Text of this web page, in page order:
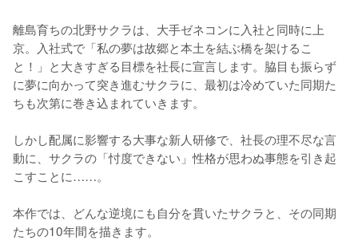
離島育ちの北野サクラは、大手ゼネコンに入社と同時に上
京。入社式で「私の夢は故郷と本土を結ぶ橋を架けるこ
と！」と大きすぎる目標を社長に宣言します。脇目も振らず
に夢に向かって突き進むサクラに、最初は冷めていた同期た
ちも次第に巻き込まれていきます。
しかし配属に影響する大事な新人研修で、社長の理不尽な言
動に、サクラの「忖度できない」性格が思わぬ事態を引き起
こすことに……。
本作では、どんな逆境にも自分を貫いたサクラと、その同期
たちの10年間を描きます。